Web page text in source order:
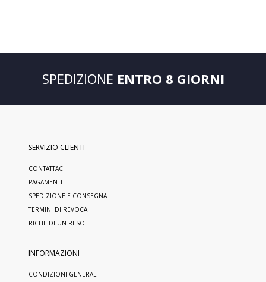
SPEDIZIONE ENTRO 8 GIORNI
SERVIZIO CLIENTI
CONTATTACI
PAGAMENTI
SPEDIZIONE E CONSEGNA
TERMINI DI REVOCA
RICHIEDI UN RESO
INFORMAZIONI
CONDIZIONI GENERALI